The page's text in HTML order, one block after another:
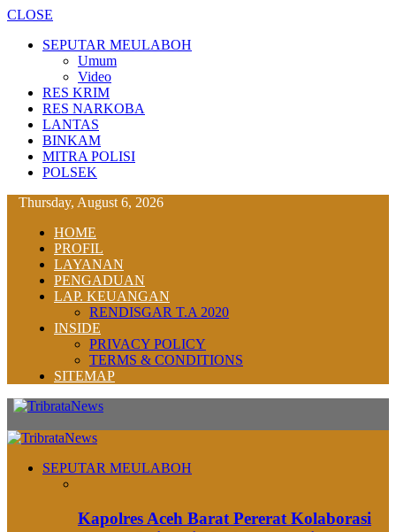
CLOSE
SEPUTAR MEULABOH
Umum
Video
RES KRIM
RES NARKOBA
LANTAS
BINKAM
MITRA POLISI
POLSEK
Thursday, August 6, 2026
HOME
PROFIL
LAYANAN
PENGADUAN
LAP. KEUANGAN
RENDISGAR T.A 2020
INSIDE
PRIVACY POLICY
TERMS & CONDITIONS
SITEMAP
SEPUTAR MEULABOH
Kapolres Aceh Barat Pererat Kolaborasi